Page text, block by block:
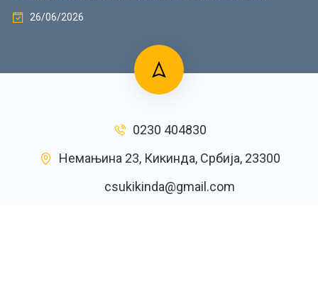
установама
26/06/2026
0230 404830
Немањина 23, Кикинда, Србија, 23300
csukikinda@gmail.com